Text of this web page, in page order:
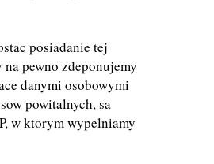
posiadanie tej
pewno zdeponujemy
danymi osobowymi
powitalnych, sa
w ktorym wypelniamy